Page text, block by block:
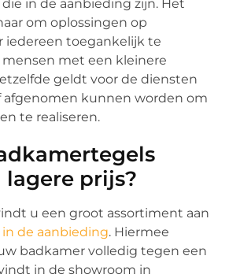
in de aanbieding zijn. Het
om oplossingen op
iedereen toegankelijk te
mensen met een kleinere
geldt voor de diensten
afgenomen kunnen worden om
te realiseren.
prijs?
u een groot assortiment aan
de aanbieding. Hiermee
badkamer volledig tegen een
in de showroom in